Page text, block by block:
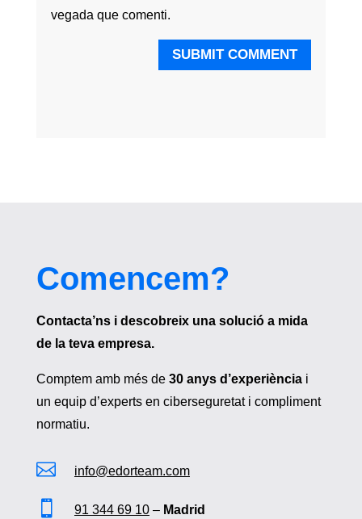
vegada que comenti.
SUBMIT COMMENT
Comencem?
Contacta’ns i descobreix una solució a mida
de la teva empresa.
Comptem amb més de 30 anys d’experiènciai
un equip d’experts en ciberseguretat i compliment
normatiu.
 info@edorteam.com
 91 344 69 10– Madrid